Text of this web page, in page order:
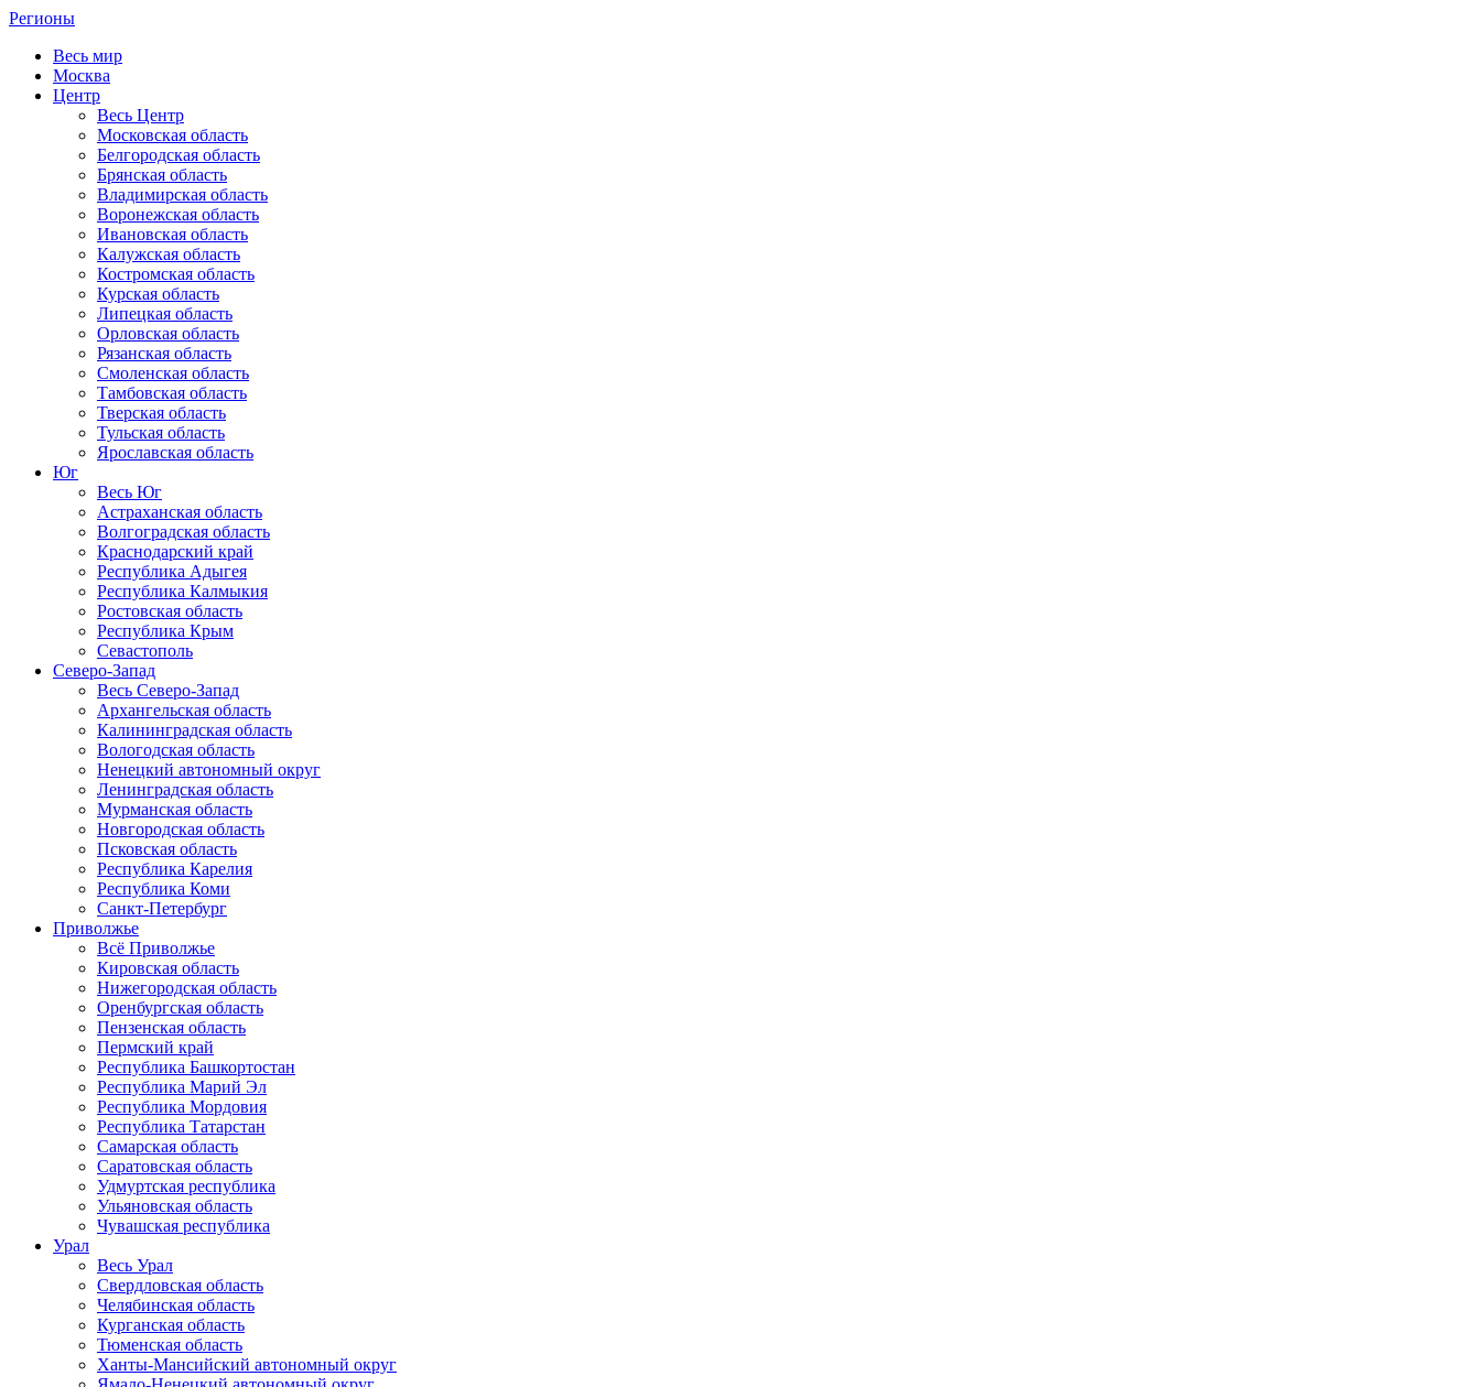
Регионы
Весь мир
Москва
Центр
Весь Центр
Московская область
Белгородская область
Брянская область
Владимирская область
Воронежская область
Ивановская область
Калужская область
Костромская область
Курская область
Липецкая область
Орловская область
Рязанская область
Смоленская область
Тамбовская область
Тверская область
Тульская область
Ярославская область
Юг
Весь Юг
Астраханская область
Волгоградская область
Краснодарский край
Республика Адыгея
Республика Калмыкия
Ростовская область
Республика Крым
Севастополь
Северо-Запад
Весь Северо-Запад
Архангельская область
Калининградская область
Вологодская область
Ненецкий автономный округ
Ленинградская область
Мурманская область
Новгородская область
Псковская область
Республика Карелия
Республика Коми
Санкт-Петербург
Приволжье
Всё Приволжье
Кировская область
Нижегородская область
Оренбургская область
Пензенская область
Пермский край
Республика Башкортостан
Республика Марий Эл
Республика Мордовия
Республика Татарстан
Самарская область
Саратовская область
Удмуртская республика
Ульяновская область
Чувашская республика
Урал
Весь Урал
Свердловская область
Челябинская область
Курганская область
Тюменская область
Ханты-Мансийский автономный округ